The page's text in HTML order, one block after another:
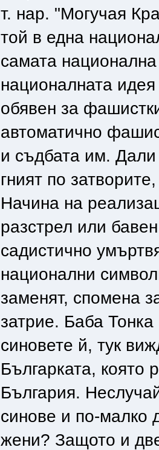
т. нар. "Могучая
той в една
самата
националната
обявен за
автоматично
и съдбата им.
гният по
Начина на
разстрел или
садистично
национални
заменят, спомена
затрие. Баба
синовете й, тук
Българката, която
България.
синове и по-малко
жени? Защото и